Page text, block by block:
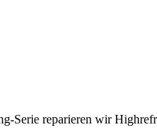
Serie reparieren wir